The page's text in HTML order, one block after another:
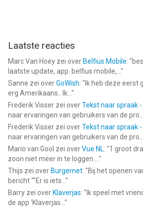
Laatste reacties
Marc Van Hoey zei over Belfius Mobile: "
laatste update, app. belfius mobile,... "
Sanne zei overGoWish: " Ik heb deze eerst
erg Amerikaans.. Ik... "
Frederik Visser zei overTekst naar spraak -
naar ervaringen van gebruikers van de pro...
Frederik Visser zei overTekst naar spraak -
naar ervaringen van gebruikers van de pro...
Mario van Gool zei overVue NL: "1 groot
zoon niet meer in te loggen.... "
Thijs zei over Burgernet: "Bij het openen
bericht ""Er is iets... "
Barry zei over Klaverjas: " Ik speel met
de app ‘Klaverjas... "